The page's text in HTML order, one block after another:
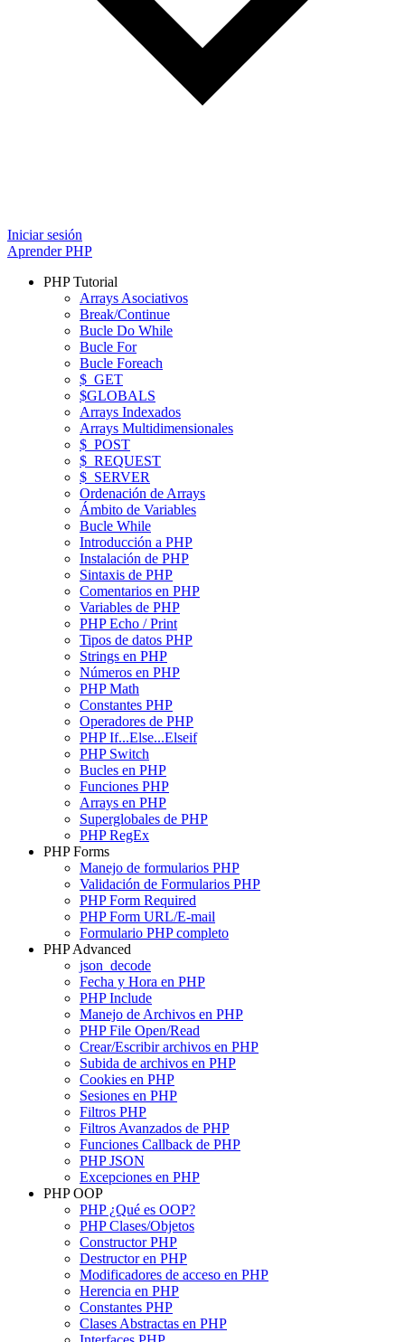
Iniciar sesión
Aprender PHP
PHP Tutorial
Arrays Asociativos
Break/Continue
Bucle Do While
Bucle For
Bucle Foreach
$_GET
$GLOBALS
Arrays Indexados
Arrays Multidimensionales
$_POST
$_REQUEST
$_SERVER
Ordenación de Arrays
Ámbito de Variables
Bucle While
Introducción a PHP
Instalación de PHP
Sintaxis de PHP
Comentarios en PHP
Variables de PHP
PHP Echo / Print
Tipos de datos PHP
Strings en PHP
Números en PHP
PHP Math
Constantes PHP
Operadores de PHP
PHP If...Else...Elseif
PHP Switch
Bucles en PHP
Funciones PHP
Arrays en PHP
Superglobales de PHP
PHP RegEx
PHP Forms
Manejo de formularios PHP
Validación de Formularios PHP
PHP Form Required
PHP Form URL/E-mail
Formulario PHP completo
PHP Advanced
json_decode
Fecha y Hora en PHP
PHP Include
Manejo de Archivos en PHP
PHP File Open/Read
Crear/Escribir archivos en PHP
Subida de archivos en PHP
Cookies en PHP
Sesiones en PHP
Filtros PHP
Filtros Avanzados de PHP
Funciones Callback de PHP
PHP JSON
Excepciones en PHP
PHP OOP
PHP ¿Qué es OOP?
PHP Clases/Objetos
Constructor PHP
Destructor en PHP
Modificadores de acceso en PHP
Herencia en PHP
Constantes PHP
Clases Abstractas en PHP